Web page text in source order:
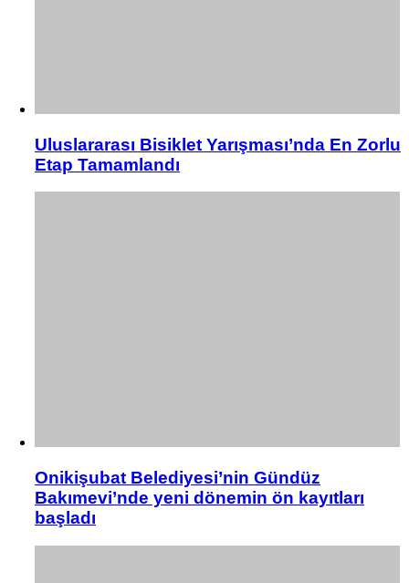
Uluslararası Bisiklet Yarışması’nda En Zorlu
Etap Tamamlandı
Onikişubat Belediyesi’nin Gündüz
Bakımevi’nde yeni dönemin ön kayıtları
başladı